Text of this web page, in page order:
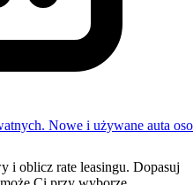
i oblicz rate leasingu. Dopasuj
Nowe i używane auta